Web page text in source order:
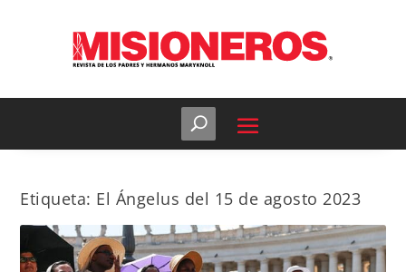
Etiqueta: El Ángelus del 15 de agosto 2023